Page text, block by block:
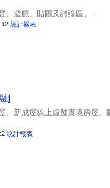
、遊戲、貼圖及討論區。 ...
統計報表
]
、新成屋線上虛擬實境房屋、
統計報表